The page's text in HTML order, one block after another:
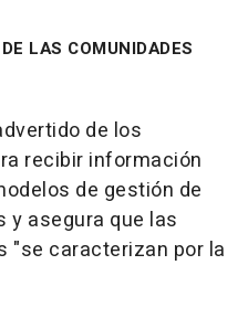
LAS COMUNIDADES
de los
recibir información
de gestión de
y asegura que las
"se caracterizan por la